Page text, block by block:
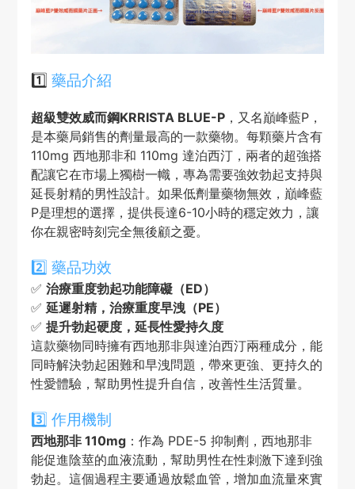
1️⃣ 藥品介紹
超級雙效威而鋼KRRISTA BLUE-P，又名巔峰藍P，
是本藥局銷售的劑量最高的一款藥物。每顆藥片含有
110mg 西地那非和 110mg 達泊西汀，兩者的超強搭
配讓它在市場上獨樹一幟，專為需要強效勃起支持與
延長射精的男性設計。如果低劑量藥物無效，巔峰藍
P是理想的選擇，提供長達6-10小時的穩定效力，讓
你在親密時刻完全無後顧之憂。
2️⃣ 藥品功效
✅ 治療重度勃起功能障礙（ED）
✅ 延遲射精，治療重度早洩（PE）
✅ 提升勃起硬度，延長性愛持久度
這款藥物同時擁有西地那非與達泊西汀兩種成分，能
同時解決勃起困難和早洩問題，帶來更強、更持久的
性愛體驗，幫助男性提升自信，改善性生活質量。
3️⃣ 作用機制
西地那非 110mg：作為 PDE-5 抑制劑，西地那非
能促進陰莖的血液流動，幫助男性在性刺激下達到強
勃起。這個過程主要通過放鬆血管，增加血流量來實